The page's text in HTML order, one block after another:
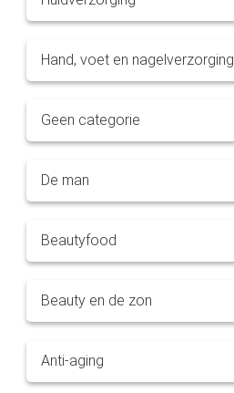
Hand, voet en nagelverzorging
Geen categorie
De man
Beautyfood
Beauty en de zon
Anti-aging